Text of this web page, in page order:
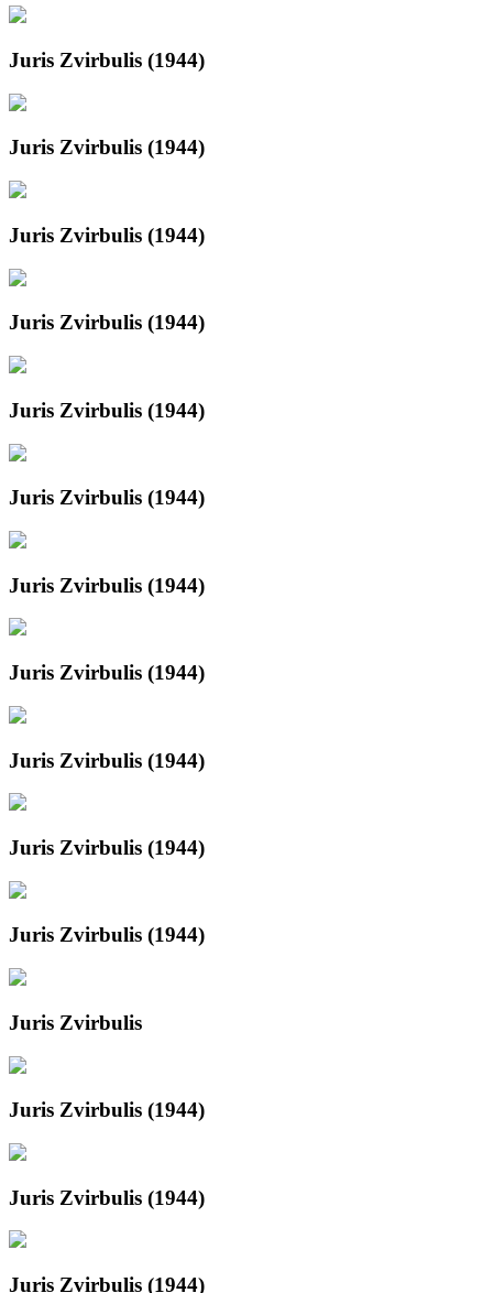
Juris Zvirbulis (1944)
Juris Zvirbulis (1944)
Juris Zvirbulis (1944)
Juris Zvirbulis (1944)
Juris Zvirbulis (1944)
Juris Zvirbulis (1944)
Juris Zvirbulis (1944)
Juris Zvirbulis (1944)
Juris Zvirbulis (1944)
Juris Zvirbulis (1944)
Juris Zvirbulis (1944)
Juris Zvirbulis
Juris Zvirbulis (1944)
Juris Zvirbulis (1944)
Juris Zvirbulis (1944)